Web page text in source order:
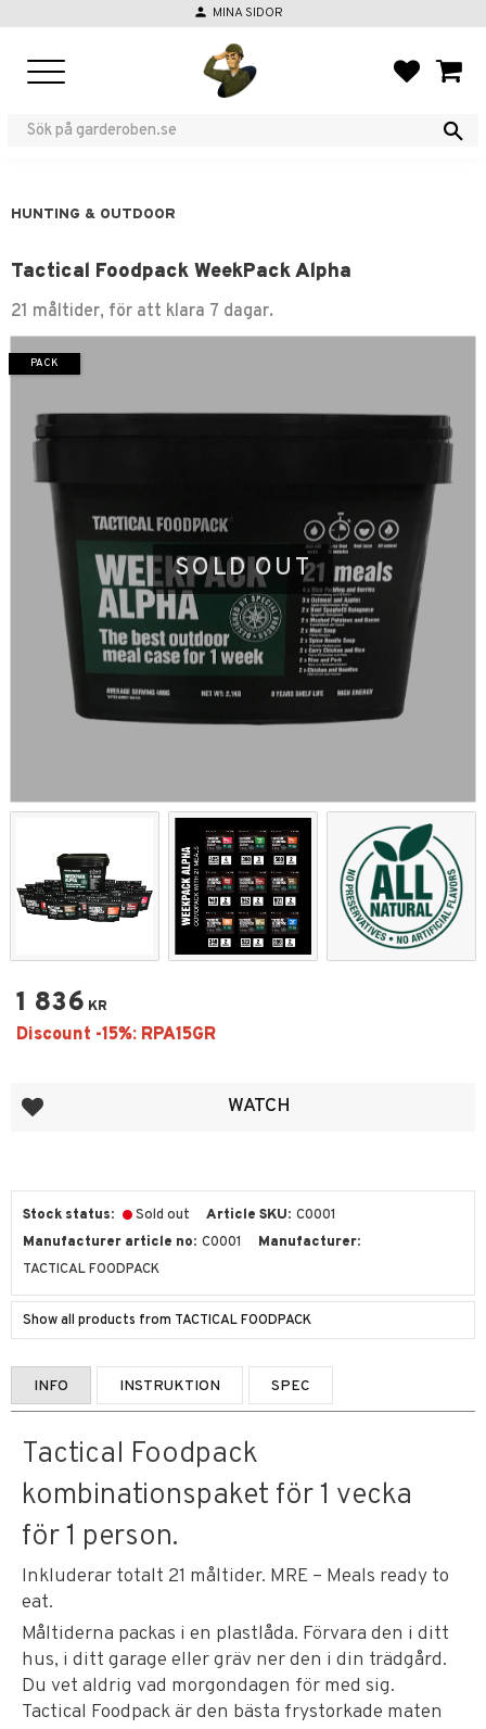
person MINA SIDOR
HUNTING & OUTDOOR
Tactical Foodpack WeekPack Alpha
21 måltider, för att klara 7 dagar.
SOLD OUT
PACK
1 836 KR
Add to favorites WATCH
Stock status Sold out Article SKU C0001
Manufacturer article no C0001
Manufacturer
TACTICAL FOODPACK
Show all products from TACTICAL FOODPACK
INFO INSTRUKTION SPEC
Tactical Foodpack
kombinationspaket för 1 vecka
för 1 person.
Inkluderar totalt 21 måltider. MRE – Meals ready to
eat.
Måltiderna packas i en plastlåda. Förvara den i ditt
hus, i ditt garage eller gräv ner den i din trädgård.
Du vet aldrig vad morgondagen för med sig.
Tactical Foodpack är den bästa frystorkade maten